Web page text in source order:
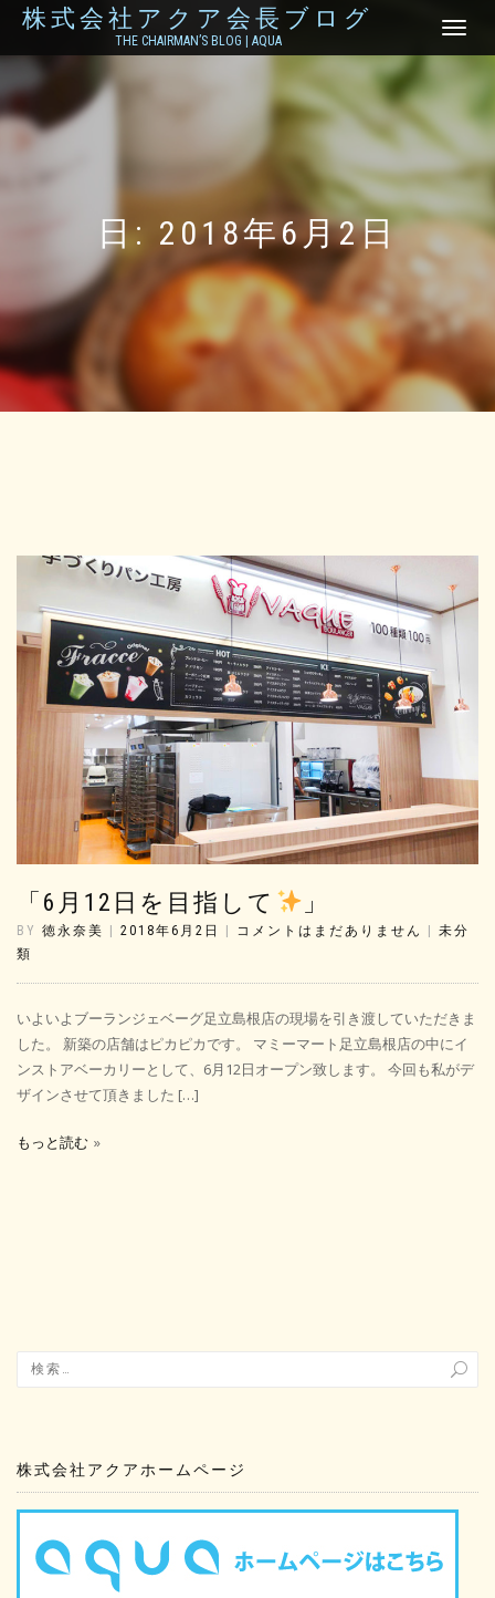
株式会社アクア会長ブログ
THE CHAIRMAN’S BLOG | AQUA
ナ
ン
切
え
日: 2018年6月2日
「6月12日を目指して 」
BY 徳永奈美 | 2018年6月2日 | コメントはまだありません | 未分
類
いよいよブーランジェベーグ足立島根店の現場を引き渡していただきま
した。 新築の店舗はピカピカです。 マミーマート足立島根店の中にイ
ンストアベーカリーとして、6月12日オープン致します。 今回も私がデ
ザインさせて頂きました […]
もっと読む
株式会社アクアホームページ